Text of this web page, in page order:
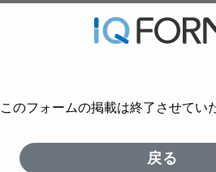
のフォームの掲載は終了させてい
戻る